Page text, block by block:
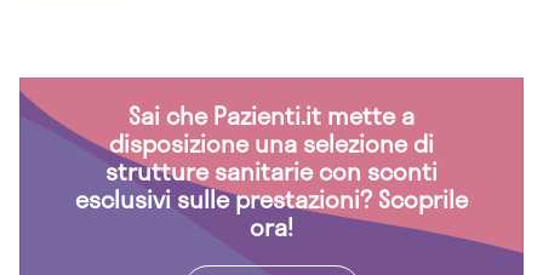
Sai che Pazienti.it mette a
disposizione una selezione di
strutture sanitarie con sconti
esclusivi sulle prestazioni? Scoprile
ora!